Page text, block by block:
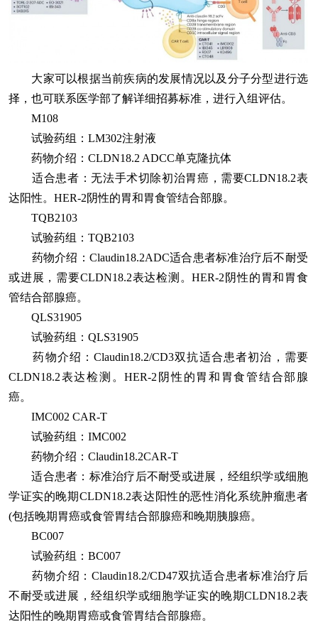
大家可以根据当前疾病的发展情况以及分子分型进行选
择，也可联系医学部了解详细招募标准，进行入组评估。
M108
试验药组：LM302注射液
药物介绍：CLDN18.2 ADCC单克隆抗体
适合患者：无法手术切除初治胃癌，需要CLDN18.2表
达阳性。HER-2阴性的胃和胃食管结合部腺。
TQB2103
试验药组：TQB2103
药物介绍：Claudin18.2ADC适合患者标准治疗后不耐受
或进展，需要CLDN18.2表达检测。HER-2阴性的胃和胃食
管结合部腺癌。
QLS31905
试验药组：QLS31905
药物介绍：Claudin18.2/CD3双抗适合患者初治，需要
CLDN18.2表达检测。HER-2阴性的胃和胃食管结合部腺
癌。
IMC002 CAR-T
试验药组：IMC002
药物介绍：Claudin18.2CAR-T
适合患者：标准治疗后不耐受或进展，经组织学或细胞
学证实的晚期CLDN18.2表达阳性的恶性消化系统肿瘤患者
(包括晚期胃癌或食管胃结合部腺癌和晚期胰腺癌。
BC007
试验药组：BC007
药物介绍：Claudin18.2/CD47双抗适合患者标准治疗后
不耐受或进展，经组织学或细胞学证实的晚期CLDN18.2表
达阳性的晚期胃癌或食管胃结合部腺癌。